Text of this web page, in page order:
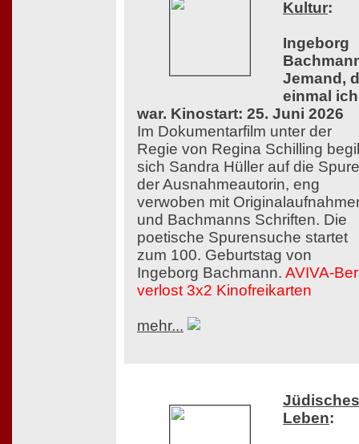
Kultur:
Ingeborg
Jemand,
einmal ich
war. Kinostart: 25. Juni 2026
Im Dokumentarfilm unter der
Regie von Regina Schilling
sich Sandra Hüller auf die
der Ausnahmeautorin, eng
verwoben mit
und Bachmanns Schriften. Die
poetische Spurensuche startet
zum 100. Geburtstag von
Ingeborg Bachmann. AVIVA-
verlost 3x2 Kinofreikarten
mehr...
Jüdisches
Leben: